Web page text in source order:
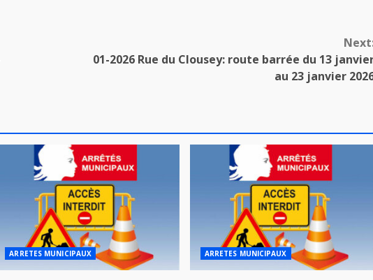
01-2026 Rue du Clousey: route barrée du 13
au 23 janvier
ARRETES MUNICIPAUX ARRETES MUNICIPAUX